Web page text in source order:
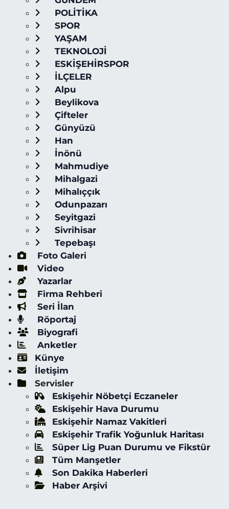
POLİTİKA
SPOR
YAŞAM
TEKNOLOJİ
ESKİŞEHİRSPOR
İLÇELER
Alpu
Beylikova
Çifteler
Günyüzü
Han
İnönü
Mahmudiye
Mihalgazi
Mihalıççık
Odunpazarı
Seyitgazi
Sivrihisar
Tepebaşı
Foto Galeri
Video
Yazarlar
Firma Rehberi
Seri İlan
Röportaj
Biyografi
Anketler
Künye
İletişim
Servisler
Eskişehir Nöbetçi Eczaneler
Eskişehir Hava Durumu
Eskişehir Namaz Vakitleri
Eskişehir Trafik Yoğunluk Haritası
Süper Lig Puan Durumu ve Fikstür
Tüm Manşetler
Son Dakika Haberleri
Haber Arşivi